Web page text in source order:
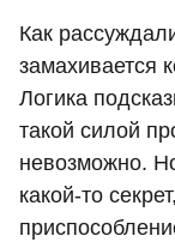
Как
замахивается
Логика
такой силой
невозможно.
какой-то